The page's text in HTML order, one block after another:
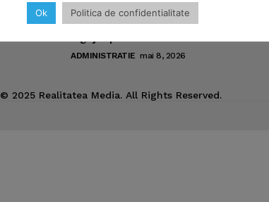
Conducerea spitalului solicită
a 20 de paturi din zona acută în cea
ADMINISTRATIE mai 8, 2026
© 2025 Realitatea Media. All Rights Reserved.
Ok Politica de confidentialitate